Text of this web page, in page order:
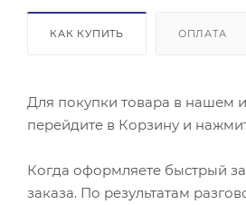
КАК КУПИТЬ ОПЛАТА
Для покупки товара в нашем
перейдите в Корзину и
Когда оформляете быстрый
заказа. По результатам